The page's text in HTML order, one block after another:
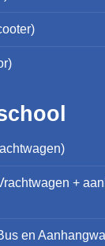
+
en